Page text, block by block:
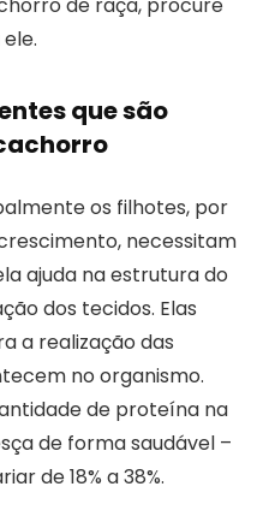
que são
os filhotes, por
necessitam
ajuda na estrutura do
dos tecidos. Elas
a realização das
no organismo.
de proteína na
de forma saudável –
de 18% a 38%.